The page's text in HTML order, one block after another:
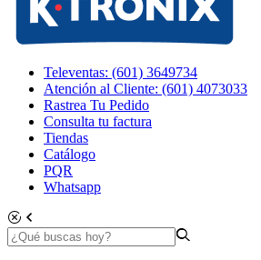
Televentas: (601) 3649734
Atención al Cliente: (601) 4073033
Rastrea Tu Pedido
Consulta tu factura
Tiendas
Catálogo
PQR
Whatsapp